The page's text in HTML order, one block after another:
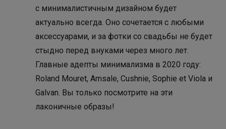
с минималистичным дизайном будет
актуально всегда. Оно сочетается с любыми
аксессуарами, и за фотки со свадьбы не будет
стыдно перед внуками через много лет.
Главные адепты минимализма в 2020 году:
Roland Mouret, Amsale, Cushnie, Sophie et Viola и
Galvan. Вы только посмотрите на эти
лаконичные образы!